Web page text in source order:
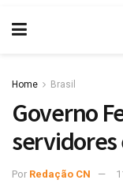
Home Brasil
Governo
servidores
Por Redação CN